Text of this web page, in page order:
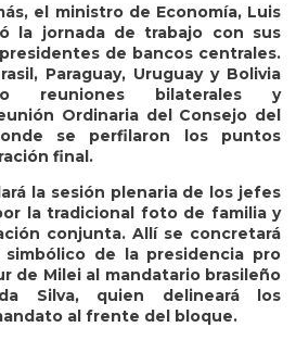
el ministro de Economía, Luis
la jornada de trabajo con sus
de bancos centrales.
Paraguay, Uruguay y Bolivia
reuniones bilaterales y
Ordinaria del Consejo del
se perfilaron los puntos
final.
la sesión plenaria de los jefes
la tradicional foto de familia y
conjunta. Allí se concretará
de la presidencia pro
de Milei al mandatario brasileño
Silva, quien delineará los
al frente del bloque.